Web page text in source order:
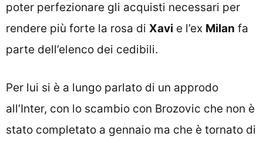
poter perfezionare gli acquisti necessari per
rendere più forte la rosa di Xavi e l’ex Milan fa
parte dell’elenco dei cedibili.
Per lui si è a lungo parlato di un approdo
all’Inter, con lo scambio con Brozovic che non è
stato completato a gennaio ma che è tornato di